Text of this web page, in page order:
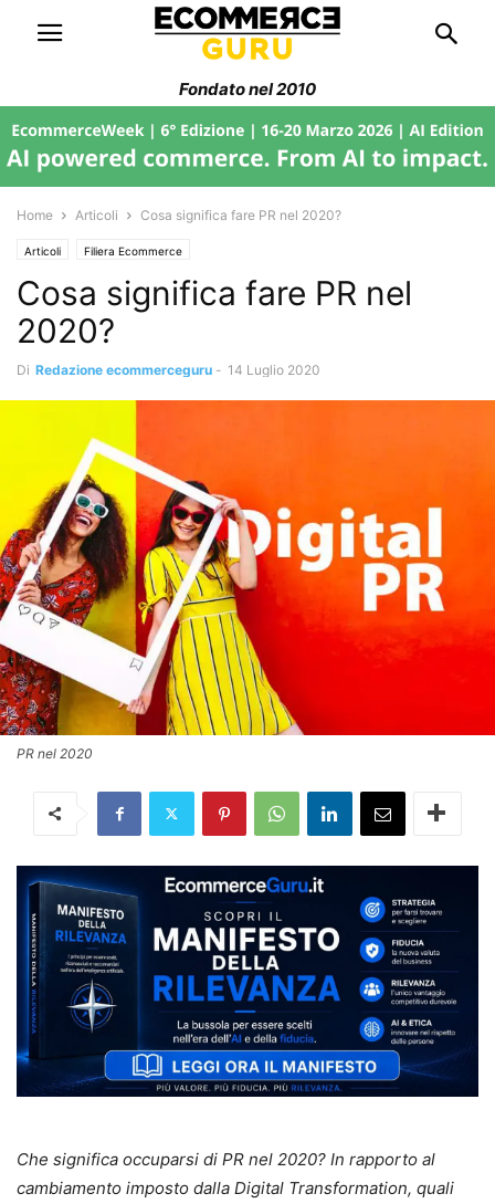
Fondato nel 2010
Home Articoli Cosa significa fare PR nel 2020?
Articoli Filiera Ecommerce
Cosa significa fare PR nel
2020?
Di Redazione ecommerceguru - 14 Luglio 2020
PR nel 2020
Che significa occuparsi di PR nel 2020? In rapporto al
cambiamento imposto dalla Digital Transformation, quali